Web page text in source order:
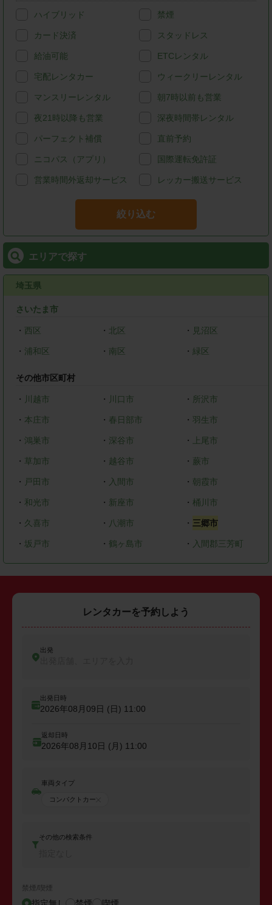
ハイブリッド 禁煙
カード決済 スタッドレス
給油可能 ETCレンタル
宅配レンタカー ウィークリーレンタル
マンスリーレンタル 朝7時以前も営業
夜21時以降も営業 深夜時間帯レンタル
パーフェクト補償 直前予約
ニコパス（アプリ） 国際運転免許証
営業時間外返却サービス レッカー搬送サービス
絞り込む
エリアで探す
埼玉県
さいたま市
・ 西区 ・ 北区 ・ 見沼区
・ 浦和区 ・ 南区 ・緑区
その他市区町村
・ 川越市 ・ 川口市 ・ 所沢市
・ 本庄市 ・ 春日部市 ・羽生市
・ 鴻巣市 ・ 深谷市 ・ 上尾市
・ 草加市 ・ 越谷市 ・ 蕨市
・ 戸田市 ・ 入間市 ・ 朝霞市
・ 和光市 ・ 新座市 ・ 桶川市
・ 久喜市 ・ 八潮市 ・三郷市
・ 坂戸市 ・ 鶴ヶ島市 ・ 入間郡三芳町
レンタカーを予約しよう
出発
出発日時
2026年08月09日 (日) 11:00
返却日時
2026年08月10日 (月) 11:00
車両タイプ
コンパクトカー
その他の検索条件
禁煙/喫煙